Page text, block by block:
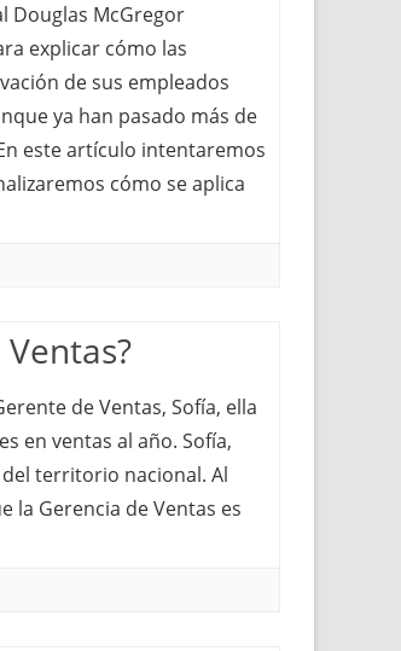
Douglas McGregor
explicar cómo las
de sus empleados
ya han pasado más de
este artículo intentaremos
cómo se aplica
de Ventas, Sofía, ella
en ventas al año. Sofía,
territorio nacional. Al
la Gerencia de Ventas es